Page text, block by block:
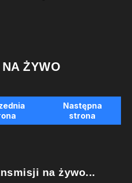
ŻYWO
Następna
strona
na żywo...